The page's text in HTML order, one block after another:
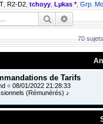
,R2-D2,tchoyy,Lµkas *,Grp.
Rechercher
70
de Tarifs
« 08/01/2022 21:28:33
(Rémunérés) ♪